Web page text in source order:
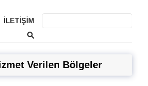
İLETIŞIM
Verilen Bölgeler